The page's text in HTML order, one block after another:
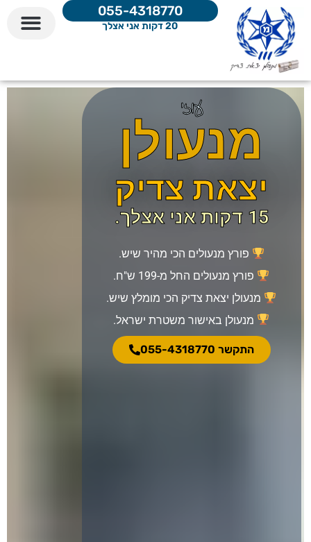
055-4318770
20 דקות אני אצלך
עוזי
מנעולן
יצאת צדיק
15 דקות אני אצלך.
פורץ מנעולים הכי מהיר שיש.
פורץ מנעולים החל מ-199 ש"ח
.
מנעולן יצאת צדיק הכי מומלץ שיש.
מנעולן באישור משטרת ישראל.
התקשר 055-4318770